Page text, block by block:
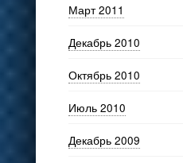
Март 2011
Декабрь 2010
Октябрь 2010
Июль 2010
Декабрь 2009